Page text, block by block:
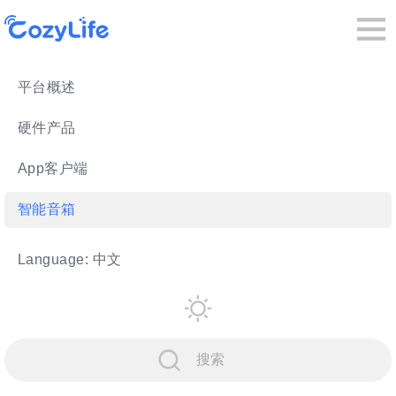
平台概述
硬件产品
App客户端
智能音箱
Language: 中文
搜索